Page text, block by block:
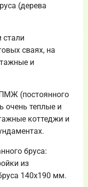
(дерева
сваях, на
и
(постоянного
очень теплые и
коттеджи и
бруса:
из
140х190 мм.